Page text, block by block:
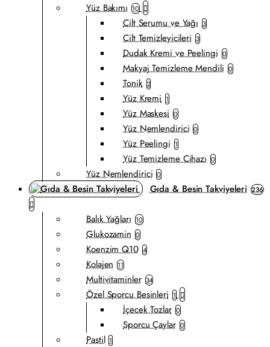
Yüz Bakımı 10
Cilt Serumu ve Yağı 3
Cilt Temizleyicileri 3
Dudak Kremi ve Peelingi 0
Makyaj Temizleme Mendili 0
Tonik 2
Yüz Kremi 1
Yüz Maskesi 0
Yüz Nemlendirici 0
Yüz Peelingi 1
Yüz Temizleme Cihazı 0
Yüz Nemlendirici 0
Gıda & Besin Takviyeleri 236
Balık Yağları 10
Glukozamin 0
Koenzim Q10 4
Kolajen 11
Multivitaminler 34
Özel Sporcu Besinleri 1
İçecek Tozlar 0
Sporcu Çaylar 0
Pastil 1